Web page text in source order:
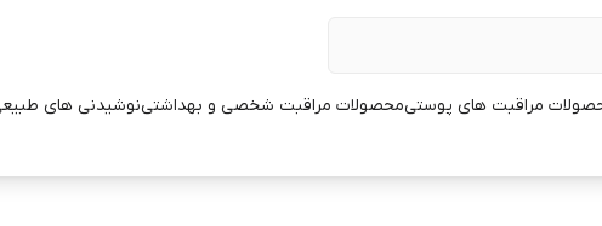
مراقبت های پوستیمحصولات مراقبت شخصی و بهداشتینوشیدنی های